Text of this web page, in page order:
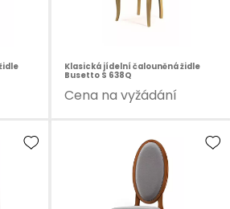
Klasická jídelní čalouněná židle
Busetto S 638Q
Cena na vyžádání